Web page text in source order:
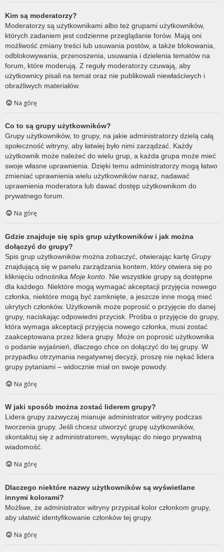
Kim są moderatorzy?
Moderatorzy są użytkownikami albo też grupami użytkowników,
których zadaniem jest codzienne przeglądanie forów. Mają oni
możliwość zmiany treści lub usuwania postów, a także blokowania,
odblokowywania, przenoszenia, usuwania i dzielenia tematów na
forum, które moderują. Z reguły moderatorzy czuwają, aby
użytkownicy pisali na temat oraz nie publikowali niewłaściwych i
obraźliwych materiałów.
Na górę
Co to są grupy użytkowników?
Grupy użytkowników, to grupy, na jakie administratorzy dzielą całą
społeczność witryny, aby łatwiej było nimi zarządzać. Każdy
użytkownik może należeć do wielu grup, a każda grupa może mieć
swoje własne uprawnienia. Dzięki temu administratorzy mogą łatwo
zmieniać uprawnienia wielu użytkowników naraz, nadawać
uprawnienia moderatora lub dawać dostęp użytkownikom do
prywatnego forum.
Na górę
Gdzie znajduje się spis grup użytkowników i jak można
dołączyć do grupy?
Spis grup użytkowników można zobaczyć, otwierając kartę Grupy
znajdującą się w panelu zarządzania kontem, który otwiera się po
kliknięciu odnośnika Moje konto . Nie wszystkie grupy są dostępne
dla każdego. Niektóre mogą wymagać akceptacji przyjęcia nowego
członka, niektóre mogą być zamknięte, a jeszcze inne mogą mieć
ukrytych członków. Użytkownik może poprosić o przyjęcie do danej
grupy, naciskając odpowiedni przycisk. Prośba o przyjęcie do grupy,
która wymaga akceptacji przyjęcia nowego członka, musi zostać
zaakceptowana przez lidera grupy. Może on poprosić użytkownika
o podanie wyjaśnień, dlaczego chce on dołączyć do tej grupy. W
przypadku otrzymania negatywnej decyzji, proszę nie nękać lidera
grupy pytaniami – widocznie miał on swoje powody.
Na górę
W jaki sposób można zostać liderem grupy?
Lidera grupy zazwyczaj mianuje administrator witryny podczas
tworzenia grupy. Jeśli chcesz utworzyć grupę użytkowników,
skontaktuj się z administratorem, wysyłając do niego prywatną
wiadomość.
Na górę
Dlaczego niektóre nazwy użytkowników są wyświetlane
innymi kolorami?
Możliwe, że administrator witryny przypisał kolor członkom grupy,
aby ułatwić identyfikowanie członków tej grupy.
Na górę